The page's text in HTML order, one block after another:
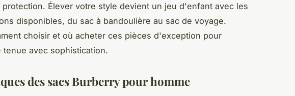
protection. Élever votre style devient un jeu d'enfant avec les
disponibles, du sac à bandoulière au sac de voyage.
choisir et où acheter ces pièces d'exception pour
tenue avec sophistication.
des sacs Burberry pour homme